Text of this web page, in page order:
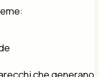
che generano